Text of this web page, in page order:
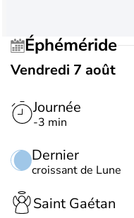
Éphéméride
Vendredi 7 août
Journée
-3 min
Dernier
croissant de Lune
Saint Gaétan